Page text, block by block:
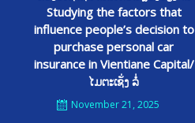
Studying the factors that
influence people’s decision to
purchase personal car
insurance in Vientiane Capital/
ໄມຕະເຊັ່ງ ລໍ່
November 21, 2025